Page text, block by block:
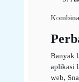
Banyak
aplikasi
web,